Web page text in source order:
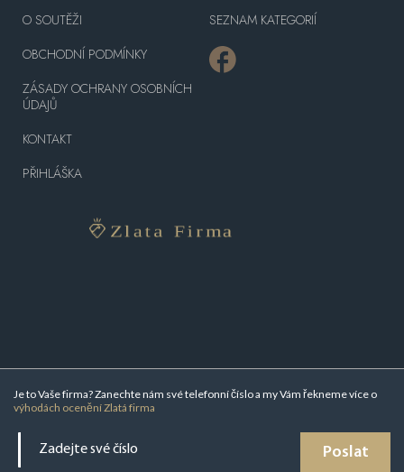
Je to Vaše firma? Zanechte nám své telefonní číslo a my Vám řekneme více o
výhodách ocenění Zlatá firma
Poslat
O SOUTĚŽI
OBCHODNÍ PODMÍNKY
ZÁSADY OCHRANY OSOBNÍCH
ÚDAJŮ
KONTAKT
PŘIHLÁŠKA
SEZNAM KATEGORIÍ